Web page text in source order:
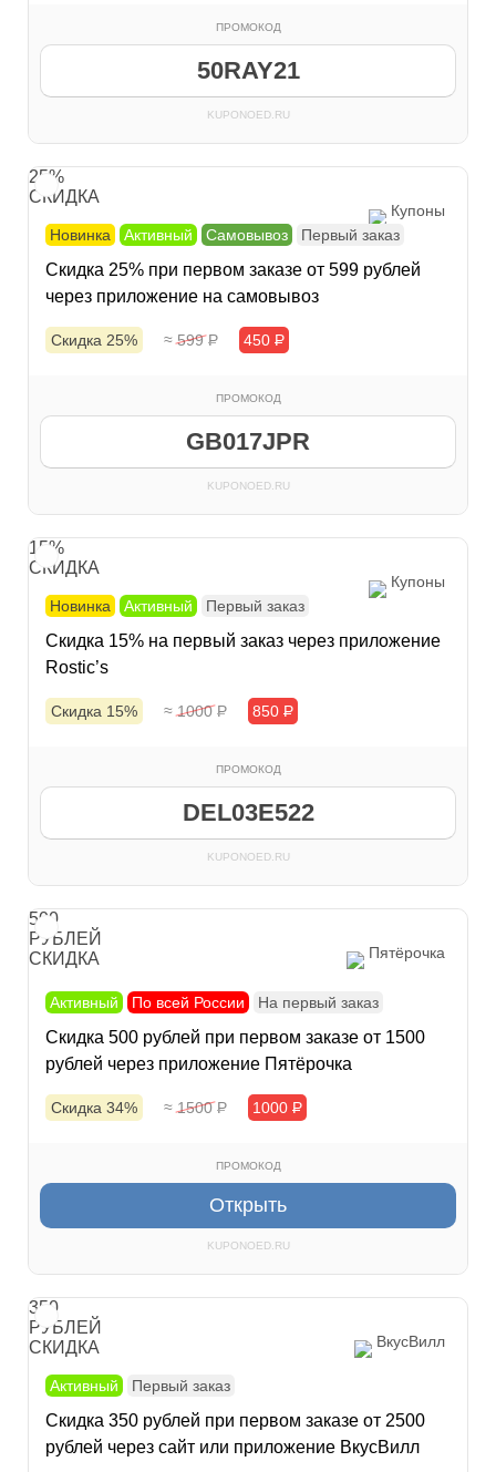
ПРОМОКОД
50RAY21
KUPONOED.RU
25%
СКИДКА
Купоны
Новинка
Активный Самовывоз Первый заказ
Скидка 25% при первом заказе от 599 рублей
через приложение на самовывоз
Скидка 25% ≈ 599Р 450 Р
ПРОМОКОД
GB017JPR
KUPONOED.RU
15%
СКИДКА
Купоны
Новинка
Активный Первый заказ
Скидка 15% на первый заказ через приложение
Rostic’s
Скидка 15% ≈ 1000Р 850 Р
ПРОМОКОД
DEL03E522
KUPONOED.RU
500
РУБЛЕЙ
СКИДКА
Пятёрочка
Активный По всей России На первый заказ
Скидка 500 рублей при первом заказе от 1500
рублей через приложение Пятёрочка
Скидка 34% ≈ 1500Р 1000 Р
ПРОМОКОД
Открыть
KUPONOED.RU
350
РУБЛЕЙ
СКИДКА
ВкусВилл
Активный Первый заказ
Скидка 350 рублей при первом заказе от 2500
рублей через сайт или приложение ВкусВилл